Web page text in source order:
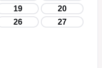
19
20
26
27